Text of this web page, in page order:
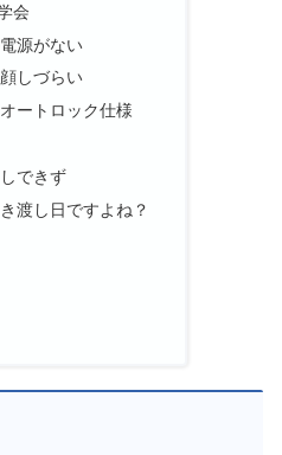
会
源がない
しづらい
ートロック仕様
できず
渡し日ですよね？